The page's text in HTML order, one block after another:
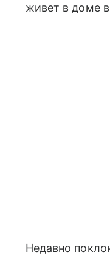
живет в доме
Недавно